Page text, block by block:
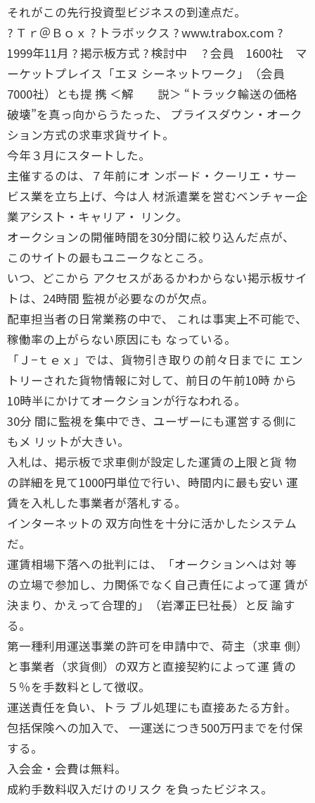
それがこの先行投資型ビジネスの到達点だ。
? Ｔｒ＠Ｂｏｘ ? トラボックス ? www.trabox.com ?
1999年11月 ? 掲示板方式 ? 検討中 ? 会員 1600社 マ
ーケットプレイス「エヌ シーネットワーク」（会員
7000社）とも提 携 ＜解 説＞ “トラック輸送の価格
破壊”を真っ向からうたった、 プライスダウン・オーク
ション方式の求車求貨サイト。
今年３月にスタートした。
主催するのは、７年前にオ ンボード・クーリエ・サー
ビス業を立ち上げ、今は人 材派遣業を営むベンチャー企
業アシスト・キャリア・ リンク。
オークションの開催時間を30分間に絞り込んだ点が、
このサイトの最もユニークなところ。
いつ、どこから アクセスがあるかわからない掲示板サイ
トは、24時間 監視が必要なのが欠点。
配車担当者の日常業務の中で、 これは事実上不可能で、
稼働率の上がらない原因にも なっている。
「Ｊ−ｔｅｘ」では、貨物引き取りの前々日までに エン
トリーされた貨物情報に対して、前日の午前10時 から
10時半にかけてオークションが行なわれる。
30分 間に監視を集中でき、ユーザーにも運営する側に
もメ リットが大きい。
入札は、掲示板で求車側が設定した運賃の上限と貨 物
の詳細を見て1000円単位で行い、時間内に最も安い 運
賃を入札した事業者が落札する。
インターネットの 双方向性を十分に活かしたシステム
だ。
運賃相場下落への批判には、「オークションへは対 等
の立場で参加し、力関係でなく自己責任によって運 賃が
決まり、かえって合理的」（岩澤正巳社長）と反 論す
る。
第一種利用運送事業の許可を申請中で、荷主（求車 側）
と事業者（求貨側）の双方と直接契約によって運 賃の
５％を手数料として徴収。
運送責任を負い、トラ ブル処理にも直接あたる方針。
包括保険への加入で、 一運送につき500万円までを付保
する。
入会金・会費は無料。
成約手数料収入だけのリスク を負ったビジネス。